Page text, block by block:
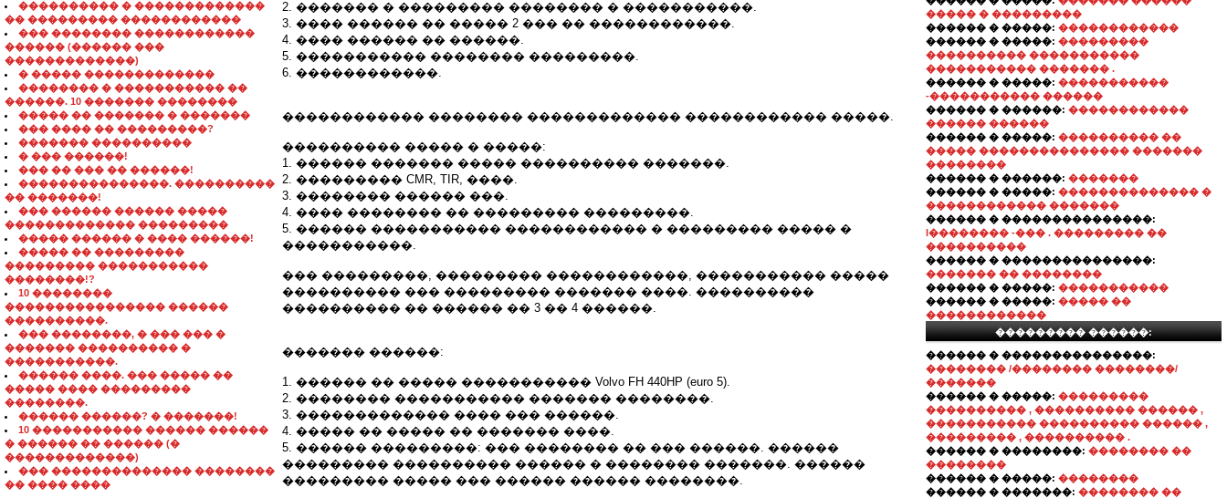
���������� � �������������
�� ��������� ������������
��� �������� ������������
������ (������ ���
�������������)
� ����� �������������
�������� � ����������� ��
������. 10 ������� ��������
����� �� ������� � �������
��� ���� �� ���������?
������� ����������
� ��� ������!
��� �� ��� �� ������!
���������������. ����������
�� �������!
��� ������ ������ �����
������������� ���������
����� ������ � ���� ������!
����� �� ���������
��������� �����������
��������!?
10 ��������
���������������� ������
����������.
��� ��������, � ��� ��� �
������� ���������� �
�����������.
������ ����. ��� ����� ��
����� ���� ���������
��������.
������ ������? � �������!
10 ����������� ������ ������
� ������ �� ������ (�
�������������)
��� �������������� ��������
�� ���� ����
2. ������� � ��������� �������� � �����������.
3. ���� ������ �� ����� 2 ��� �� ������������.
4. ���� ������ �� ������.
5. ����������� �������� ���������.
6. ������������.
������������ �������� ������������� ������������ �����.
���������� ����� � �����:
1. ������ ������� ����� ���������� �������.
2. ��������� CMR, TIR, ����.
3. �������� ������ ���.
4. ���� �������� �� ��������� ���������.
5. ������ ����������� ������������ � ��������� ����� �
�����������.
��� ���������, ��������� ������������, ����������� �����
���������� ��� ��������� ������� ����. ����������
���������� �� ������ �� 3 �� 4 ������.
������� ������:
1. ������ �� ����� ����������� Volvo FH 440HP (euro 5).
2. �������� ����������� ������� ��������.
3. ������������� ���� ��� ������.
4. ����� �� ����� �� ������� ����.
5. ������ ���������: ��� �������� �� ��� ������. ������
��������� ���������� ������ � �������� �������. ������
��������� ����� ��� ������ ������ ��������.
����� � ���������
������ � �����: ������������
������ � �����: ���������
���������� �����������
����������� ������� .
������ � �����: �����������
-����������� ������
������ � ������: ������������
������ ������
������ � �����: ���������� ��
����� ��������������� �������
��������
������ � ������: �������
������ � �����: �������������� �
������������ �������
������ � ���������������:
l�������� -��� . ��������� ��
����������
������ � ���������������:
������� �� ��������
������ � �����: �����������
������ � �����: ����� ��
������������
��������� ������:
������ � ���������������:
�������� /�������� ��������/
�������
������ � �����: ���������
���������� , ���������� ������ ,
����������� ���������� ������ ,
��������� , ���������� .
������ � ��������: �������� ��
��������
������ � �����: ��������
������ � �������: �������� ��